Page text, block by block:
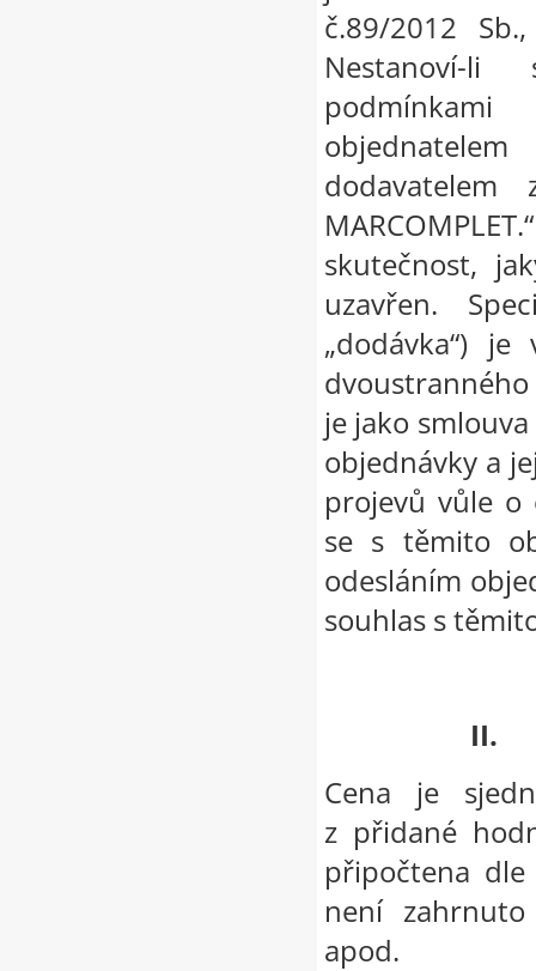
č.89/2012
skutečnost,
uzavřen.
„dodávka“)
je jako
objednávky a
projevů vůle o
se s těmito
odesláním
souhlas s
II.
Cena je
z přidané
připočtena
není
apod.